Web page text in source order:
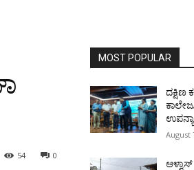
0
54
MOST POPULAR
ದಕ್ಷಿಣ
August